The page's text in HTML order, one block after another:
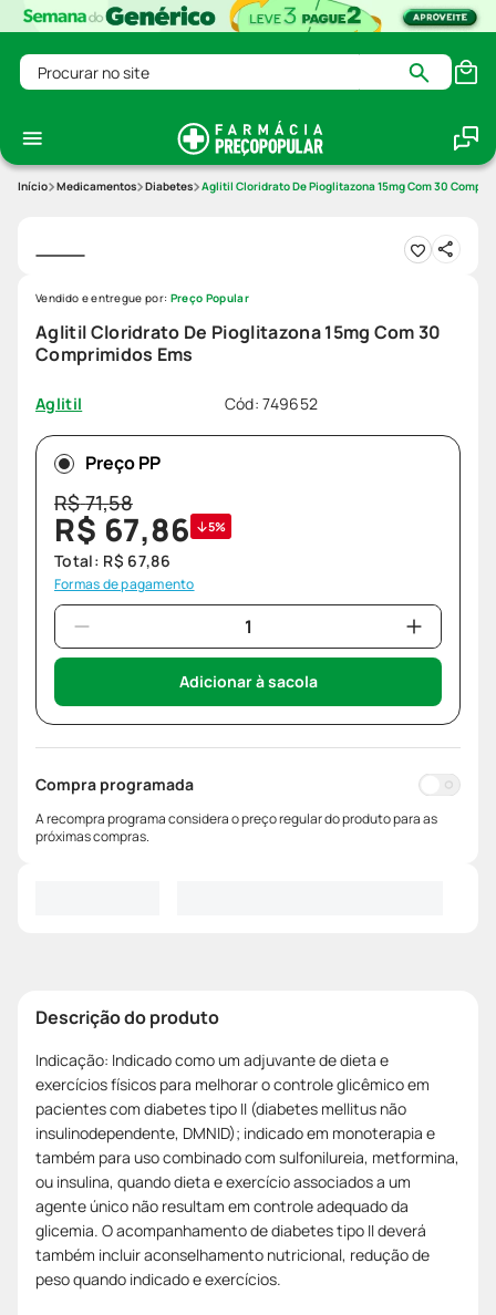
Procurar no site
Medicamentos Diabetes Aglitil Cloridrato De Pioglitazona 15mg Com 30
Aglitil Cloridrato De Pioglitazona 15mg Com 30
Comprimidos Ems
Aglitil Cód:749652
Vendido e entregue por: Preço Popular
Preço PP
R$71,58
R$ 67,86 5%
Total: R$ 67,86
Formas de pagamento
Adicionar à sacola
Compra programada
A recompra programa considera o preço regular do produto para as
próximas compras.
Descrição do produto
Indicação: Indicado como um adjuvante de dieta e
exercícios físicos para melhorar o controle glicêmico em
pacientes com diabetes tipo II (diabetes mellitus não
insulinodependente, DMNID); indicado em monoterapia e
também para uso combinado com sulfonilureia, metformina,
ou insulina, quando dieta e exercício associados a um
agente único não resultam em controle adequado da
glicemia. O acompanhamento de diabetes tipo II deverá
também incluir aconselhamento nutricional, redução de
peso quando indicado e exercícios.